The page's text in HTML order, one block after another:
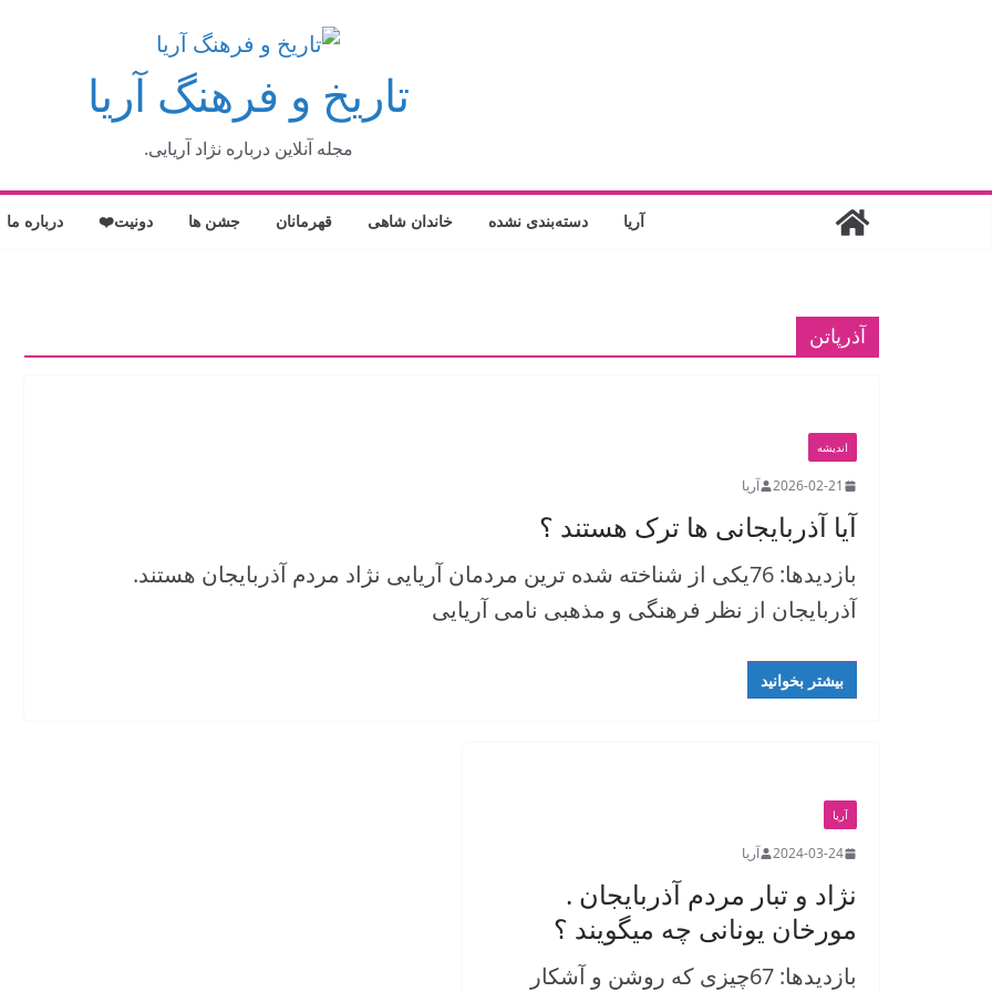
تاریخ و فرهنگ آریا
مجله آنلاین درباره نژاد آریایی.
آریا دسته‌بندی نشده خاندان شاهی قهرمانان جشن ها دونیت❤️ درباره ما
آذرپاتن
اندیشه
2026-02-21 آریا
آیا آذربایجانی ها ترک هستند ؟
بازدیدها: 76یکی از شناخته شده ترین مردمان آریایی نژاد مردم آذربایجان هستند.
آذربایجان از نظر فرهنگی و مذهبی نامی آریایی
بیشتر بخوانید
آریا
2024-03-24 آریا
نژاد و تبار مردم آذربایجان .
مورخان یونانی چه میگویند ؟
بازدیدها: 67چیزی که روشن و آشکار